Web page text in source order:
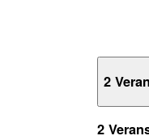
2
2